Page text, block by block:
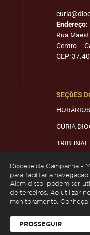
Endereço:
Rua
Centro –
CEP:
SEÇÕES
CÚRIA
TRIBUNAL
REDES
Diocese da Campanha -
para facilitar a
Além disso, podem ser
de terceiros. Ao utilizar
monitoramento. Conheça
PROSSEGUIR